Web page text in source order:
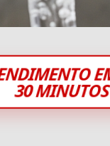
30 MINUTOS